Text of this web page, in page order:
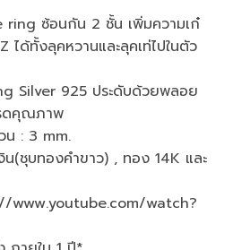
ring ซ้อนกัน 2 ชั้น เพิ่มความเก๋
ด้ทั้งลุคหวานและลุคเท่ไปในตัว
Silver 925 ประดับด้วยพลอย
ดคุณภาพ
น : 3 mm.
(ชุบทองคำขาว) , ทอง 14K และ
www.youtube.com/watch?